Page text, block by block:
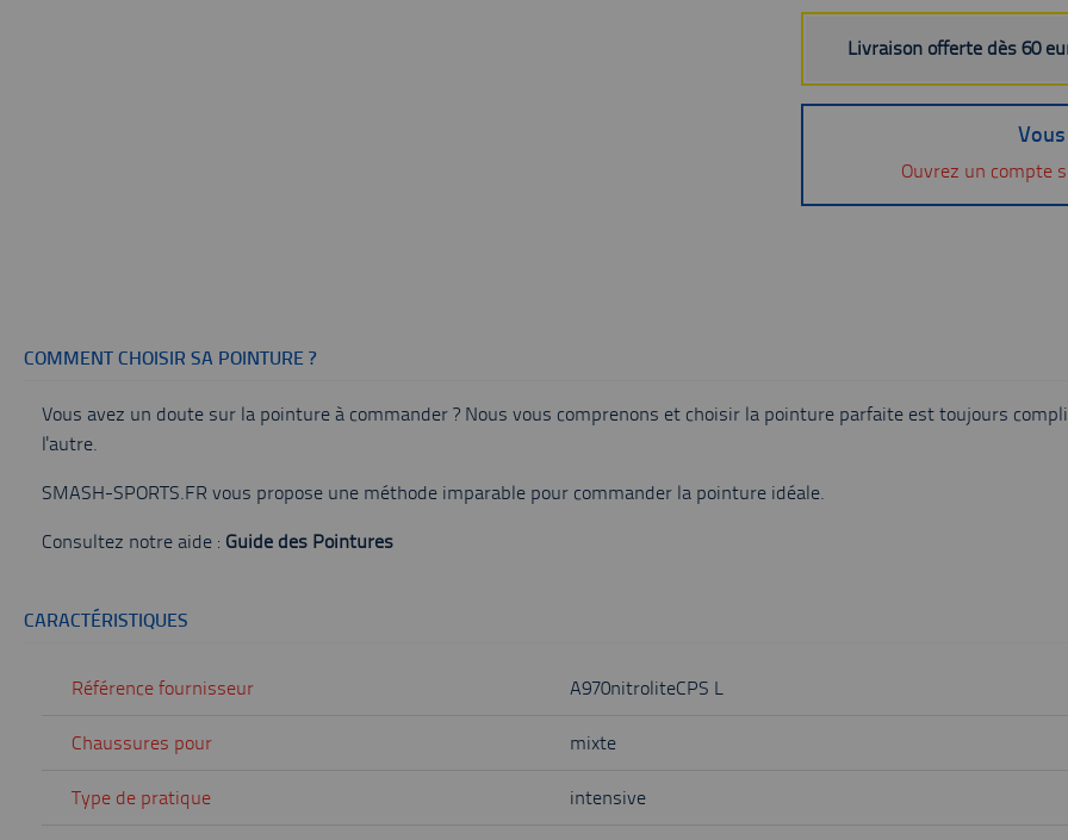
Livraison offerte dès 60
Ouvrez un compte
COMMENT CHOISIR SA POINTURE ?
Vous avez un doute sur la pointure à commander ? Nous vous comprenons et choisir la pointure parfaite est toujours
l'autre.
SMASH-SPORTS.FR vous propose une méthode imparable pour commander la pointure idéale.
Consultez notre aide : Guide des Pointures
CARACTÉRISTIQUES
Référence fournisseur A970nitroliteCPS L
Chaussures pour mixte
Type de pratique intensive